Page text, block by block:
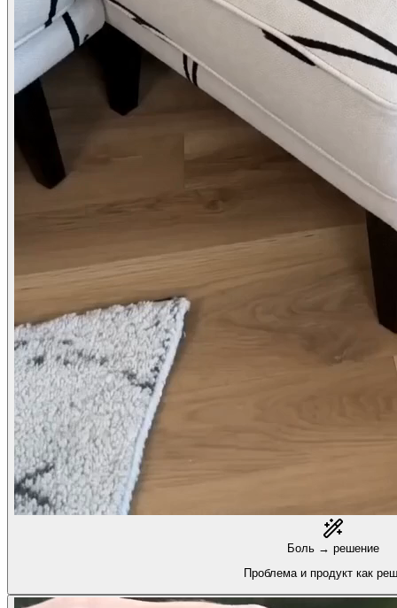
Боль → решение
Проблема и продукт как